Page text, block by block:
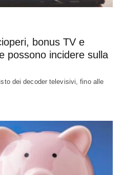
bonus TV e
possono incidere sulla
dei decoder televisivi, fino alle